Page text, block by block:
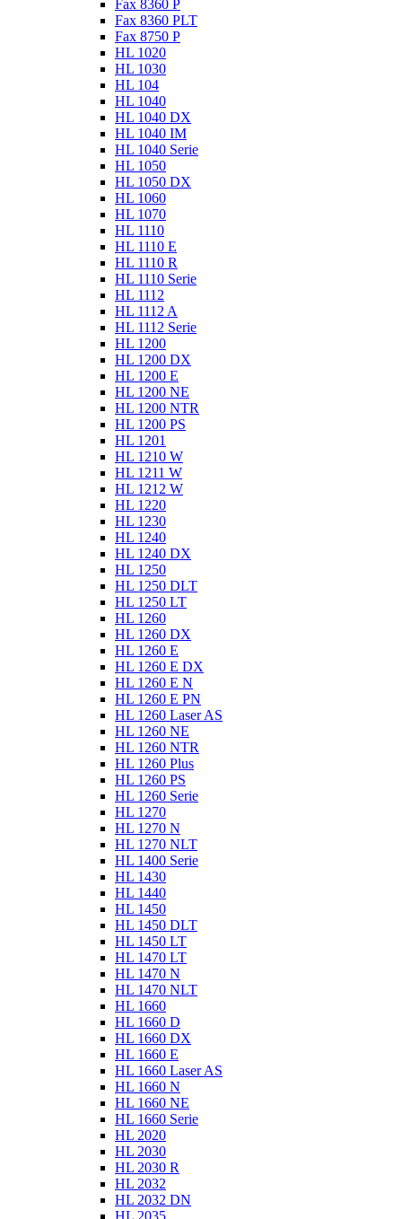
Fax 8360 P
Fax 8360 PLT
Fax 8750 P
HL 1020
HL 1030
HL 104
HL 1040
HL 1040 DX
HL 1040 IM
HL 1040 Serie
HL 1050
HL 1050 DX
HL 1060
HL 1070
HL 1110
HL 1110 E
HL 1110 R
HL 1110 Serie
HL 1112
HL 1112 A
HL 1112 Serie
HL 1200
HL 1200 DX
HL 1200 E
HL 1200 NE
HL 1200 NTR
HL 1200 PS
HL 1201
HL 1210 W
HL 1211 W
HL 1212 W
HL 1220
HL 1230
HL 1240
HL 1240 DX
HL 1250
HL 1250 DLT
HL 1250 LT
HL 1260
HL 1260 DX
HL 1260 E
HL 1260 E DX
HL 1260 E N
HL 1260 E PN
HL 1260 Laser AS
HL 1260 NE
HL 1260 NTR
HL 1260 Plus
HL 1260 PS
HL 1260 Serie
HL 1270
HL 1270 N
HL 1270 NLT
HL 1400 Serie
HL 1430
HL 1440
HL 1450
HL 1450 DLT
HL 1450 LT
HL 1470 LT
HL 1470 N
HL 1470 NLT
HL 1660
HL 1660 D
HL 1660 DX
HL 1660 E
HL 1660 Laser AS
HL 1660 N
HL 1660 NE
HL 1660 Serie
HL 2020
HL 2030
HL 2030 R
HL 2032
HL 2032 DN
HL 2035